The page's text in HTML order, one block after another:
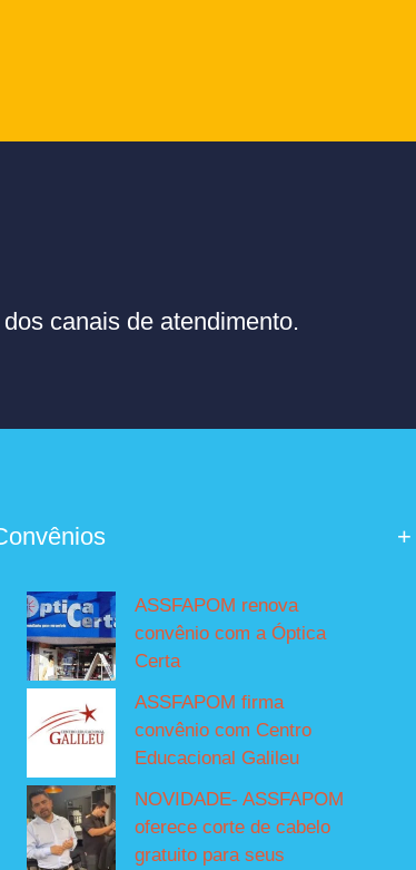
canais de atendimento.
ASSFAPOM renova
convênio com a Óptica
Certa
ASSFAPOM firma
convênio com Centro
Educacional Galileu
NOVIDADE- ASSFAPOM
oferece corte de cabelo
gratuito para seus